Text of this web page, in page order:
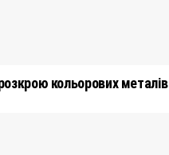
кольорових металів